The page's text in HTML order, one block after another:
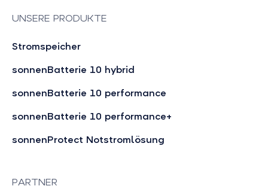
UNSERE PRODUKTE
Stromspeicher
sonnenBatterie 10 hybrid
sonnenBatterie 10 performance
sonnenBatterie 10 performance+
sonnenProtect Notstromlösung
PARTNER